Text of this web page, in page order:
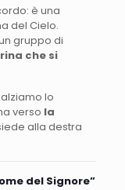
è una
del Cielo.
gruppo di
che si
lo
verso la
alla destra
del Signore”